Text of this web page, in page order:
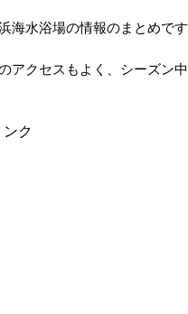
海水浴場の情報のまとめです
アクセスもよく、シーズン
ク